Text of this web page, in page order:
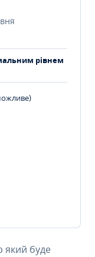
рівнем
який буде